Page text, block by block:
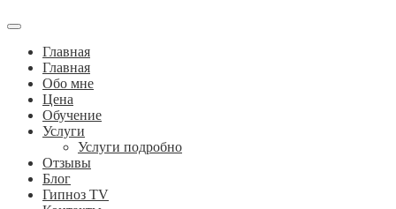
Главная
Главная
Обо мне
Цена
Обучение
Услуги
Услуги подробно
Отзывы
Блог
Гипноз TV